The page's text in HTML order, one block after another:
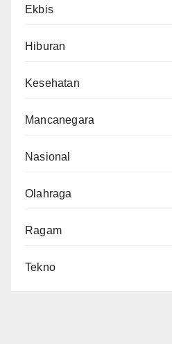
Ekbis
Hiburan
Kesehatan
Mancanegara
Nasional
Olahraga
Ragam
Tekno